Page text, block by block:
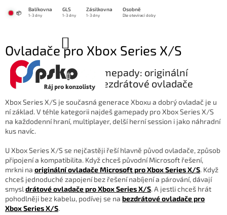
📦
Balíkovna GLS Zásilkovna Osobně
1-3 dny 1-3 dny 1-3 dny Dle otevírací doby
KOŠÍK
Ovladače pro Xbox Series X/S
🕹️ Xbox Series X/S gamepady: originální
Microsoft, drátové i bezdrátové ovladače
Xbox Series X/S je současná generace Xboxu a dobrý ovladač je u
ní základ. V téhle kategorii najdeš gamepady pro Xbox Series X/S
na každodenní hraní, multiplayer, delší herní session i jako náhradní
kus navíc.
U Xbox Series X/S se nejčastěji řeší hlavně původ ovladače, způsob
připojení a kompatibilita. Když chceš původní Microsoft řešení,
mrkni na originální ovladače Microsoft pro Xbox Series X/S. Když
chceš jednoduché zapojení bez řešení nabíjení a párování, dávají
smysldrátové ovladače pro Xbox Series X/S. A jestli chceš hrát
pohodlněji bez kabelu, podívej se na bezdrátové ovladače pro
Xbox Series X/S.